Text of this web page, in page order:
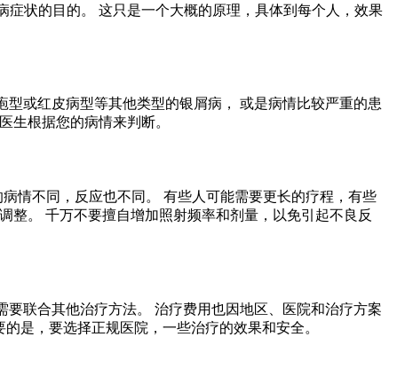
状的目的。 这只是一个大概的原理，具体到每个人，效果
或红皮病型等其他类型的银屑病， 或是病情比较严重的患
生根据您的病情来判断。
情不同，反应也不同。 有些人可能需要更长的疗程，有些
整。 千万不要擅自增加照射频率和剂量，以免引起不良反
联合其他治疗方法。 治疗费用也因地区、医院和治疗方案
是，要选择正规医院，一些治疗的效果和安全。